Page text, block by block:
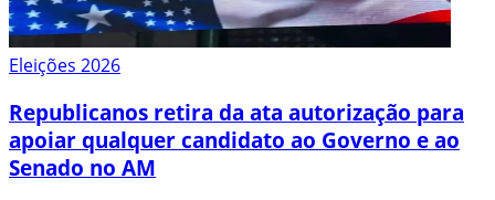
Eleições 2026
Republicanos retira da ata autorização para
apoiar qualquer candidato ao Governo e ao
Senado no AM